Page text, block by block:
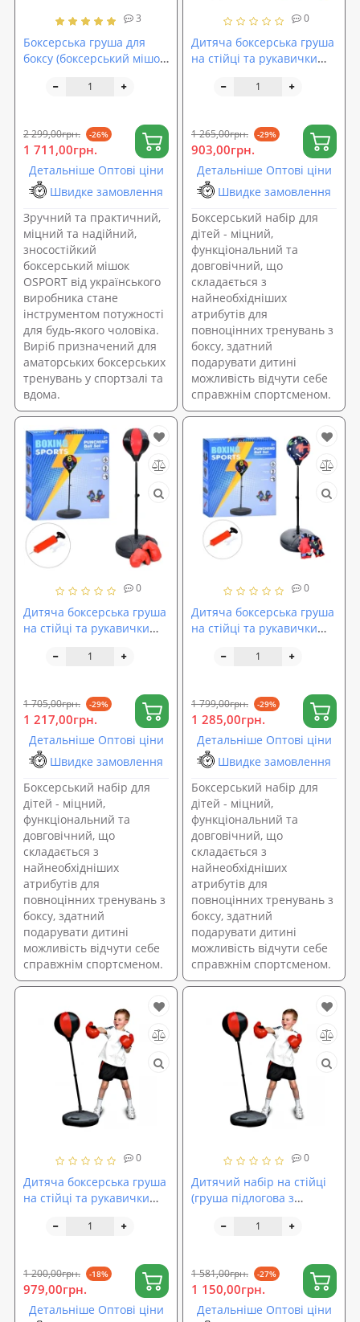
3
Боксерська груша для
боксу (боксерський мішок)
2 299,00грн. -26%
1 711,00грн.
Детальніше Оптові ціни
Швидке замовлення
Зручний та практичний,
міцний та надійний,
зносостійкий
боксерський мішок
OSPORT від українського
виробника стане
інструментом потужності
для будь-якого чоловіка.
Виріб призначений для
аматорських боксерських
тренувань у спортзалі та
вдома.
0
Дитяча боксерська груша
на стійці та рукавички
набір для боксу дитячий)
1 265,00грн. -29%
903,00грн.
Детальніше Оптові ціни
Швидке замовлення
Боксерський набір для
дітей - міцний,
функціональний та
довговічний, що
складається з
найнеобхідніших
атрибутів для
повноцінних тренувань з
боксу, здатний
подарувати дитині
можливість відчути себе
справжнім спортсменом.
0
Дитяча боксерська груша
на стійці та рукавички
набір для боксу дитячий)
1 705,00грн. -29%
1 217,00грн.
Детальніше Оптові ціни
Швидке замовлення
Боксерський набір для
дітей - міцний,
функціональний та
довговічний, що
складається з
найнеобхідніших
атрибутів для
повноцінних тренувань з
боксу, здатний
подарувати дитині
можливість відчути себе
справжнім спортсменом.
0
Дитяча боксерська груша
на стійці та рукавички
набір для боксу дитячий)
1 799,00грн. -29%
1 285,00грн.
Детальніше Оптові ціни
Швидке замовлення
Боксерський набір для
дітей - міцний,
функціональний та
довговічний, що
складається з
найнеобхідніших
атрибутів для
повноцінних тренувань з
боксу, здатний
подарувати дитині
можливість відчути себе
справжнім спортсменом.
0
Дитяча боксерська груша
на стійці та рукавички
набір для боксу дитячий)
1 200,00грн. -18%
979,00грн.
Детальніше Оптові ціни
0
Дитячий набір на стійці
(груша підлогова з
MS 0333
1 581,00грн. -27%
1 150,00грн.
Детальніше Оптові ціни